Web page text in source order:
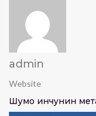
admin
Website
Шумо инчунин